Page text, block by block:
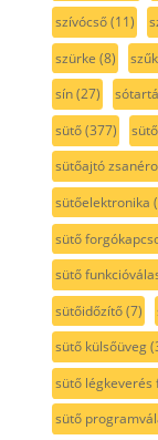
szívócső(11)
szürke (8)
sín(27)
sütő(377)
sütőajtó
sütőelektronika
sütő
sütő
sütőidőzítő(7)
sütő külsőüveg
sütő légkeverés
sütő